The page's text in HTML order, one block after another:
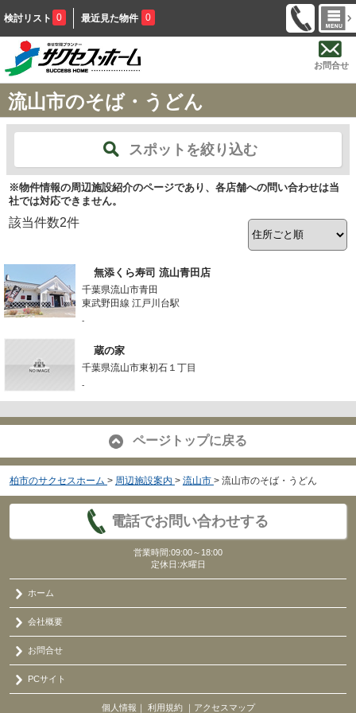
検討リスト 0 最近見た物件 0
お問合せ
流山市のそば・うどん
スポットを絞り込む
※物件情報の周辺施設紹介のページであり、各店舗への問い合わせは当
社では対応できません。
該当件数2件
無添くら寿司 流山青田店
千葉県流山市青田
東武野田線 江戸川台駅
-
蔵の家
千葉県流山市東初石１丁目
-
ページトップに戻る
柏市のサクセスホーム > 周辺施設案内 > 流山市 > 流山市のそば・うどん
電話でお問い合わせする
営業時間:09:00～18:00
定休日:水曜日
ホーム
会社概要
お問合せ
PCサイト
個人情報 利用規約｜ アクセスマップ